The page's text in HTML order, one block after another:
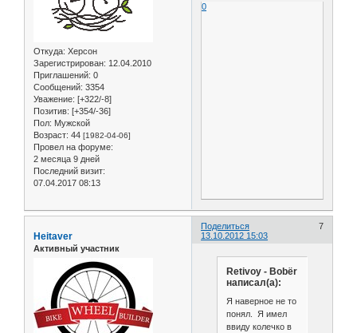
Откуда: Херсон
Зарегистрирован: 12.04.2010
Приглашений: 0
Сообщений: 3354
Уважение: [+322/-8]
Позитив: [+354/-36]
Пол: Мужской
Возраст: 44 [1982-04-06]
Провел на форуме:
2 месяца 9 дней
Последний визит:
07.04.2017 08:13
0
Поделиться
7
13.10.2012 15:03
Heitaver
Активный участник
Retivoy - Bobёr
написал(а):
Я наверное не то
понял. Я имел
ввиду колечко в